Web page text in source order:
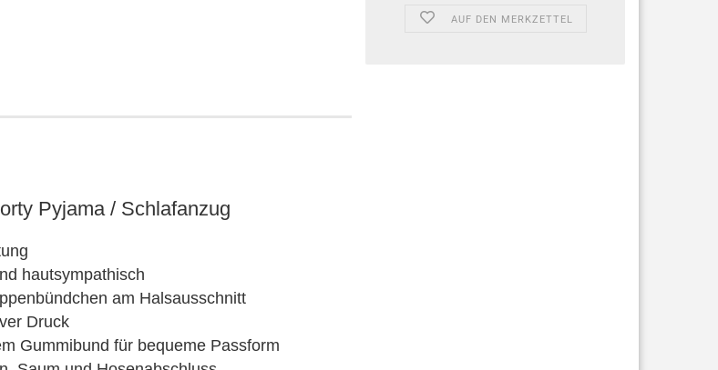
3D Foto Klappkarten
3D Klappkarten mit Musik & Licht
3D Weihnachtsklappkarten
AUF DEN MERKZETTEL
Pyjama / Schlafanzug
hautsympathisch
am Halsausschnitt
Druck
Gummibund für bequeme Passform